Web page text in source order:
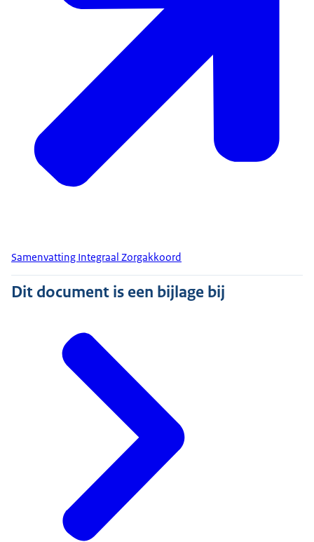
Samenvatting Integraal Zorgakkoord
Dit document is een bijlage bij